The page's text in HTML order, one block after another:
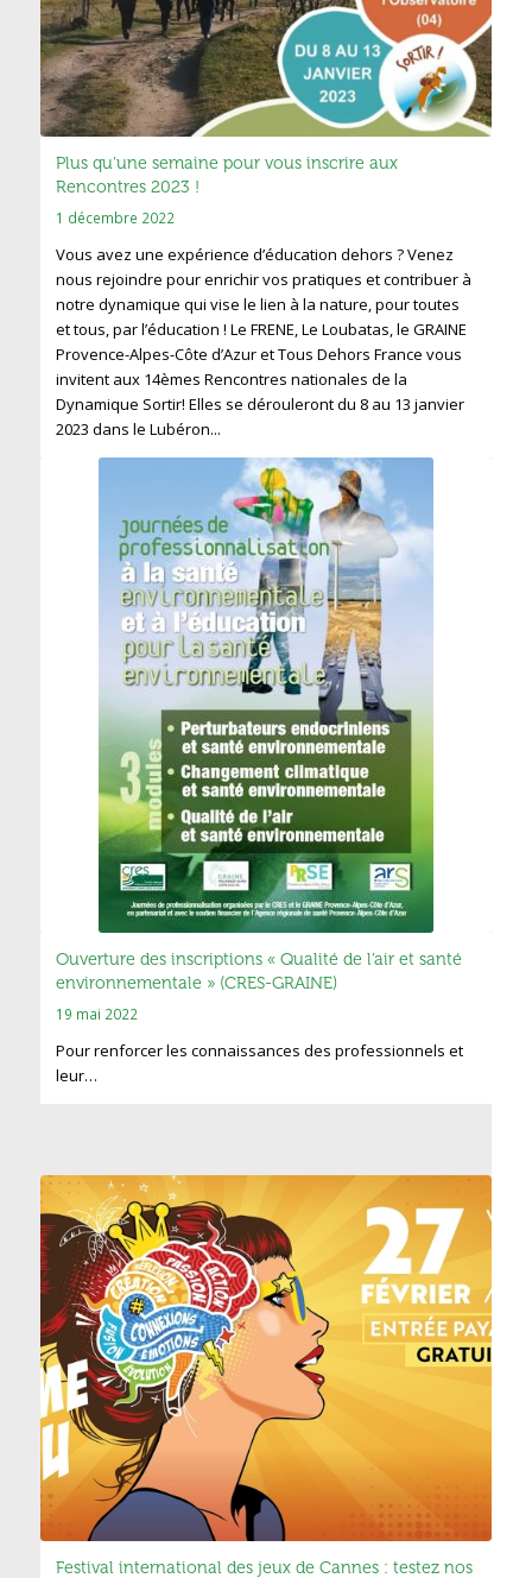
Plus qu’une semaine pour vous inscrire aux
Rencontres 2023 !
1 décembre 2022
Vous avez une expérience d’éducation dehors ? Venez
nous rejoindre pour enrichir vos pratiques et contribuer à
notre dynamique qui vise le lien à la nature, pour toutes
et tous, par l’éducation ! Le FRENE, Le Loubatas, le GRAINE
Provence-Alpes-Côte d’Azur et Tous Dehors France vous
invitent aux 14èmes Rencontres nationales de la
Dynamique Sortir! Elles se dérouleront du 8 au 13 janvier
2023 dans le Lubéron...
Ouverture des inscriptions « Qualité de l’air et santé
environnementale » (CRES-GRAINE)
19 mai 2022
Pour renforcer les connaissances des professionnels et
leur…
Festival international des jeux de Cannes : testez nos